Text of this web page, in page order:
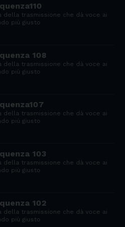
della trasmissione che dà voce ai
più giusto
108
della trasmissione che dà voce ai
più giusto
della trasmissione che dà voce ai
più giusto
103
della trasmissione che dà voce ai
più giusto
102
della trasmissione che dà voce ai
più giusto